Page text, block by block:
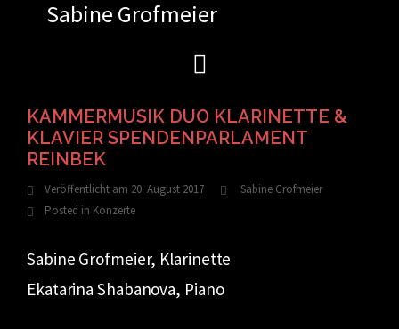
Sabine Grofmeier
KAMMERMUSIK DUO KLARINETTE &
KLAVIER SPENDENPARLAMENT
REINBEK
Veröffentlicht am 20. August 2017
Sabine Grofmeier
Posted in Konzerte
Sabine Grofmeier, Klarinette
Ekatarina Shabanova, Piano